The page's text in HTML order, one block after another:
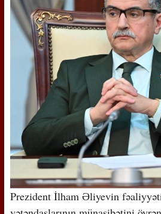
Prezident İlham Əliyevin